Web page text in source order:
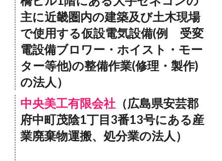
主に近畿圏内の建築及び土木現場
で使用する仮設電気設備(例 受変
電設備ブロワー・ホイスト・モー
ター等他)の整備作業(修理・製作)
の法人）
中央美工有限会社 （広島県安芸郡
府中町茂陰1丁目3番13号にある産
業廃棄物運搬、処分業の法人）